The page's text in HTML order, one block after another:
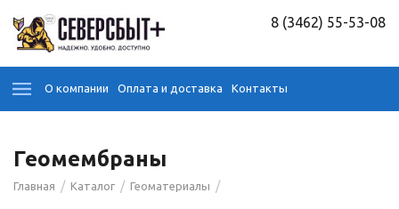
8 (3462) 55-53-08
О компании Оплата и доставка Контакты
Геомембраны
Главная / Каталог / Геоматериалы /